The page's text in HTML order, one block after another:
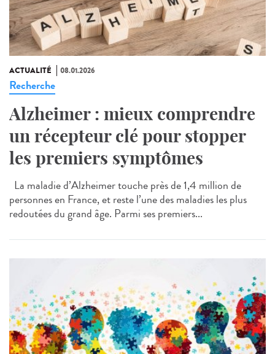
ACTUALITÉ 08.01.2026
Recherche
Alzheimer : mieux comprendre
un récepteur clé pour stopper
les premiers symptômes
La maladie d’Alzheimer touche près de 1,4 million de
personnes en France, et reste l’une des maladies les plus
redoutées du grand âge. Parmi ses premiers...